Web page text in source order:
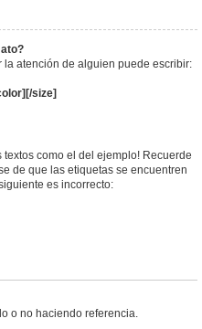
atención de alguien puede escribir:
size]
como el del ejemplo! Recuerde
de que las etiquetas se encuentren
es incorrecto:
o no haciendo referencia.